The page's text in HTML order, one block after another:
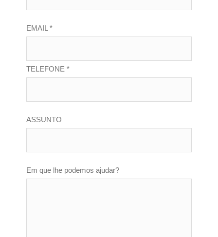
EMAIL *
TELEFONE *
ASSUNTO
Em que lhe podemos ajudar?